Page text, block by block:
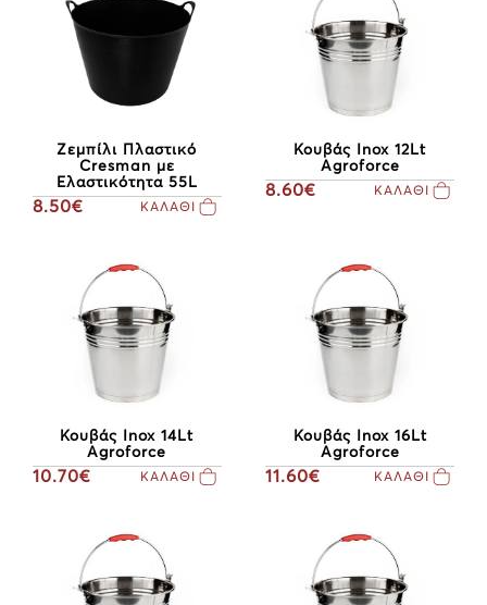
Ζεμπίλι Πλαστικό
Cresman με
Ελαστικότητα 55L
8.50€ ΚΑΛΑΘΙ
Κουβάς Inox 12Lt
Agroforce
8.60€ ΚΑΛΑΘΙ
Κουβάς Inox 14Lt
Agroforce
10.70€ ΚΑΛΑΘΙ
Κουβάς Inox 16Lt
Agroforce
11.60€ ΚΑΛΑΘΙ